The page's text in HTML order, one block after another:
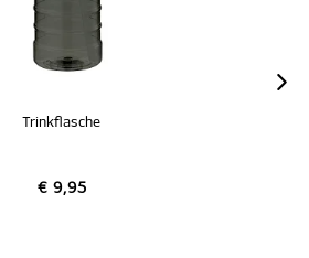
Trinkflasche
€ 9,95